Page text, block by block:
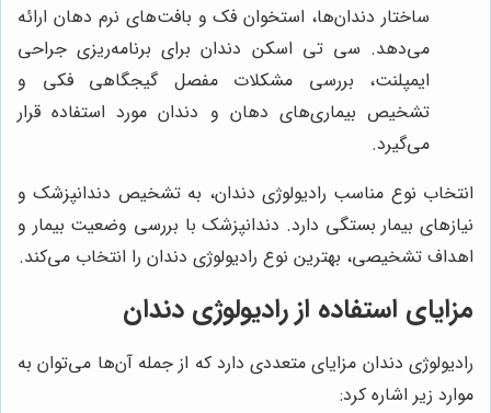
ساختار دندان‌ها، استخوان فک و بافت‌های نرم دهان ارائه
می‌دهد. سی تی اسکن دندان برای برنامه‌ریزی جراحی
ایمپلنت، بررسی مشکلات مفصل گیجگاهی فکی و
تشخیص بیماری‌های دهان و دندان مورد استفاده قرار
می‌گیرد.
انتخاب نوع مناسب رادیولوژی دندان، به تشخیص دندانپزشک و
نیازهای بیمار بستگی دارد. دندانپزشک با بررسی وضعیت بیمار و
اهداف تشخیصی، بهترین نوع رادیولوژی دندان را انتخاب می‌کند.
مزایای استفاده از رادیولوژی دندان
رادیولوژی دندان مزایای متعددی دارد که از جمله آن‌ها می‌توان به
موارد زیر اشاره کرد: